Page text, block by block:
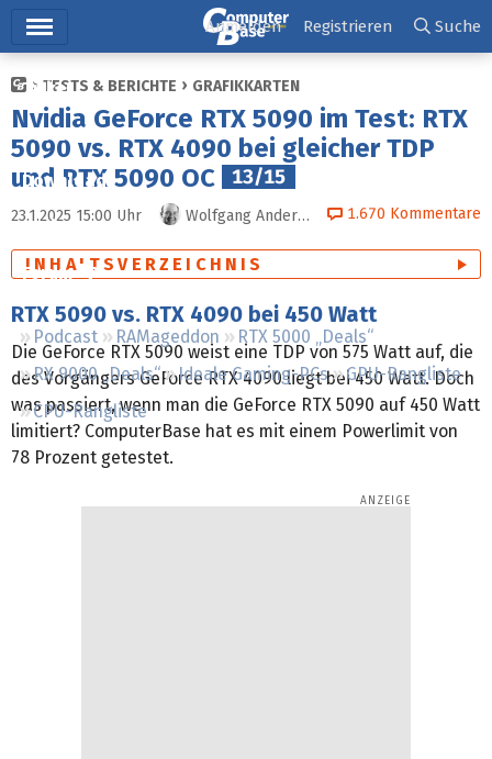
Ticker
Tests
Downloads
Preisvergleich
Forum
Podcast RAMageddon
RTX 5000 „Deals“
RX 9000 „Deals“
Ideale Gaming-PCs
GPU-Rangliste
CPU-Rangliste
Anmelden Registrieren Suche
TESTS & BERICHTE GRAFIKKARTEN
Nvidia GeForce RTX 5090 im Test: RTX
5090 vs. RTX 4090 bei gleicher TDP
und RTX 5090 OC
13/15
23.1.2025 15:00 Uhr Wolfgang Andermahr 1.670 Kommentare
INHALTSVERZEICHNIS
RTX 5090 vs. RTX 4090 bei 450 Watt
Die GeForce RTX 5090 weist eine TDP von 575 Watt auf, die
des Vorgängers GeForce RTX 4090 liegt bei 450 Watt. Doch
was passiert, wenn man die GeForce RTX 5090 auf 450 Watt
limitiert? ComputerBase hat es mit einem Powerlimit von
78 Prozent getestet.